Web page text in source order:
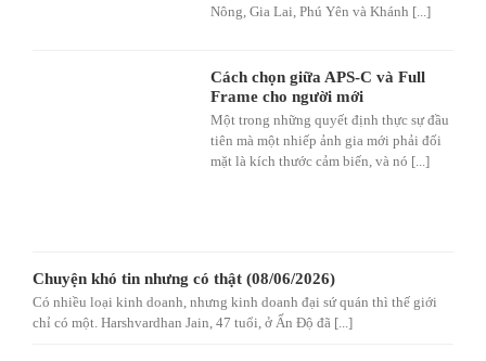
Nông, Gia Lai, Phú Yên và Khánh [...]
Cách chọn giữa APS-C và Full
Frame cho người mới
Một trong những quyết định thực sự đầu
tiên mà một nhiếp ảnh gia mới phải đối
mặt là kích thước cảm biến, và nó [...]
Chuyện khó tin nhưng có thật (08/06/2026)
Có nhiều loại kinh doanh, nhưng kinh doanh đại sứ quán thì thế giới
chỉ có một. Harshvardhan Jain, 47 tuổi, ở Ấn Độ đã [...]